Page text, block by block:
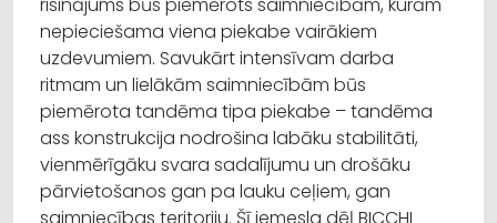
risinājums būs piemērots saimniecībām, kurām
nepieciešama viena piekabe vairākiem
uzdevumiem. Savukārt intensīvam darba
ritmam un lielākām saimniecībām būs
piemērota tandēma tipa piekabe – tandēma
ass konstrukcija nodrošina labāku stabilitāti,
vienmērīgāku svara sadalījumu un drošāku
pārvietošanos gan pa lauku ceļiem, gan